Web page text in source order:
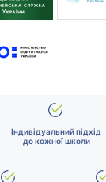
Індивідуальний підхід
до кожної школи